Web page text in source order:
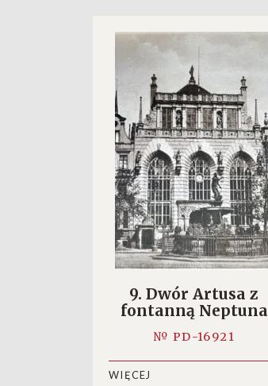
9. Dwór Artusa z
fontanną Neptuna
№ PD-16921
WIĘCEJ